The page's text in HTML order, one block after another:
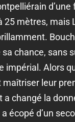
d’une
25 mètres, mais
chance, sans
impérial. Alors
leur
a changé la
écopé d’un